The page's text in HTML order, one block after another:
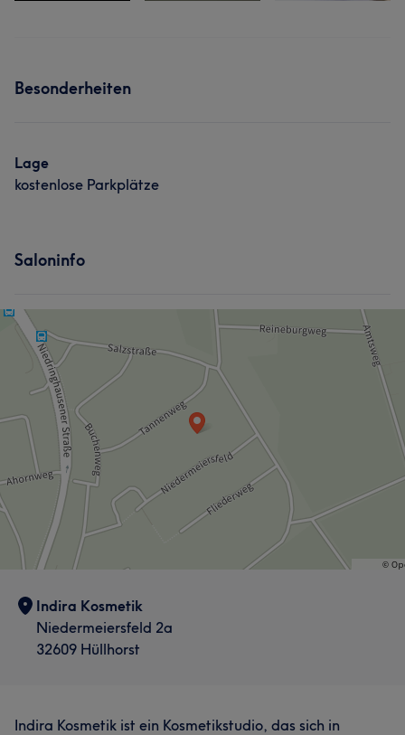
Besonderheiten
Lage
kostenlose Parkplätze
Saloninfo
Indira Kosmetik
Niedermeiersfeld 2a
32609 Hüllhorst
Indira Kosmetik ist ein Kosmetikstudio, das sich in